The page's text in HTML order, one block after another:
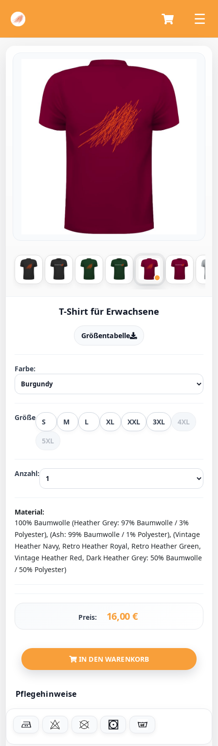
T-Shirt für Erwachsene
Größentabelle
Farbe:
Größe S M L XL XXL 3XL 4XL
5XL
Anzahl:
Material:
100% Baumwolle (Heather Grey: 97% Baumwolle / 3%
Polyester), (Ash: 99% Baumwolle / 1% Polyester), (Vintage
Heather Navy, Retro Heather Royal, Retro Heather Green,
Vintage Heather Red, Dark Heather Grey: 50% Baumwolle
/ 50% Polyester)
Preis: 16,00€
IN DEN WARENKORB
Pflegehinweise